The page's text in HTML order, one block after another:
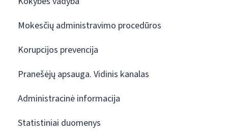
Mokesčių administravimo procedūros
Korupcijos prevencija
Pranešėjų apsauga. Vidinis kanalas
Administracinė informacija
Statistiniai duomenys